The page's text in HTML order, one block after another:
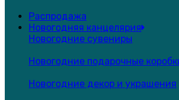
Распродажа
Новогодняя канцелярия
Новогодние сувениры
Новогодние подарочные
Новогодние декор и украшения